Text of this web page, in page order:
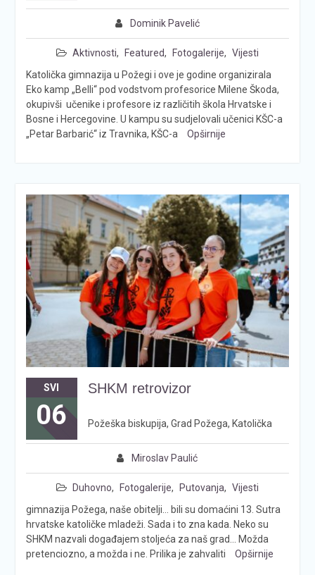
Dominik Pavelić
Aktivnosti, Featured, Fotogalerije, Vijesti
Katolička gimnazija u Požegi i ove je godine organizirala
Eko kamp „Belli“ pod vodstvom profesorice Milene Škoda,
okupivši učenike i profesore iz različitih škola Hrvatske i
Bosne i Hercegovine. U kampu su sudjelovali učenici KŠC-a
„Petar Barbarić“ iz Travnika, KŠC-a
Opširnije
SVI
06
SHKM retrovizor
Miroslav Paulić
Duhovno, Fotogalerije, Putovanja, Vijesti
Požeška biskupija, Grad Požega, Katolička
gimnazija Požega, naše obitelji… bili su domaćini 13. Sutra
hrvatske katoličke mladeži. Sada i to zna kada. Neko su
SHKM nazvali događajem stoljeća za naš grad… Možda
pretenciozno, a možda i ne. Prilika je zahvaliti
Opširnije